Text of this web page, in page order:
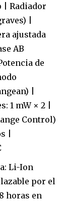
| Radiador
|
ajustada
AB
de
|
1 mW × 2 |
Control)
|
Li-Ion
por el
horas en